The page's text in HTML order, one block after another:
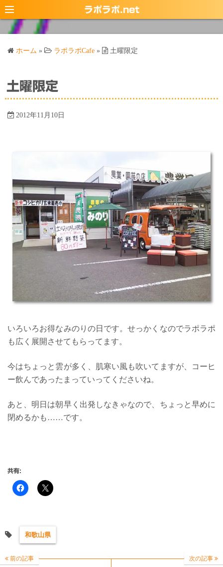
コ
ン
キ
ラポラポ.net
ホーム » ラポラポCafe » 土曜限定
土曜限定
2012年11月10日
いろいろお得なみのりの日です。せっかくなのでラポラポ
も広く展開させてもらってます。
今はちょっと雲が多く、肌寒い風も吹いてますが、コーヒ
ー飲んであったまっていってくださいね。
あと、明日は朝早く出発しなきゃなので、ちょっと早めに
閉めるかも……です。
共有:
和歌山県
前の記事 次の記事